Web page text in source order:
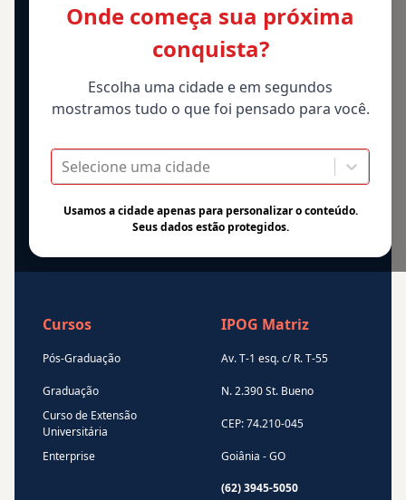
Onde começa sua próxima
conquista?
Escolha uma cidade e em segundos
mostramos tudo o que foi pensado para você.
Selecione uma cidade
Usamos a cidade apenas para personalizar o conteúdo.
Seus dados estão protegidos.
Cursos
Pós-Graduação
Graduação
Curso de Extensão
Universitária
Enterprise
IPOG Matriz
Av. T-1 esq. c/ R. T-55
N. 2.390 St. Bueno
CEP: 74.210-045
Goiânia - GO
(62) 3945-5050